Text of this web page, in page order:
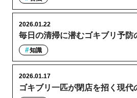
毎日の清掃に潜むゴキブリ予防
2026.01.22
知識
ゴキブリ一匹が閉店を招く現代
2026.01.17